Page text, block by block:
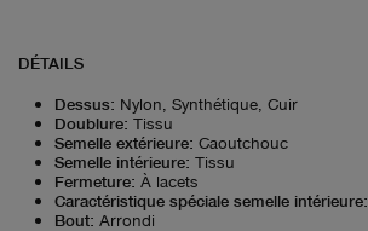
DÉTAILS
Dessus: Nylon, Synthétique, Cuir
Doublure: Tissu
Semelle extérieure: Caoutchouc
Semelle intérieure: Tissu
Fermeture: À lacets
Caractéristique spéciale semelle intérieure:
Bout: Arrondi